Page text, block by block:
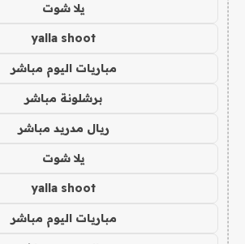
يلا شوت
yalla shoot
مباريات اليوم مباشر
برشلونة مباشر
ريال مدريد مباشر
يلا شوت
yalla shoot
مباريات اليوم مباشر